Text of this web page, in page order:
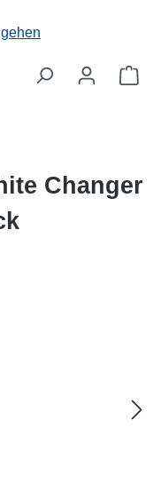
Changer